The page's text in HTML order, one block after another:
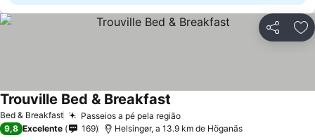
Partilhar
Bed & Breakfast Passeios a pé pela regiãoVer preços
Trouville Bed & Breakfast
9,8 Excelente 169 Helsingør, a 13.9 km de Höganäs